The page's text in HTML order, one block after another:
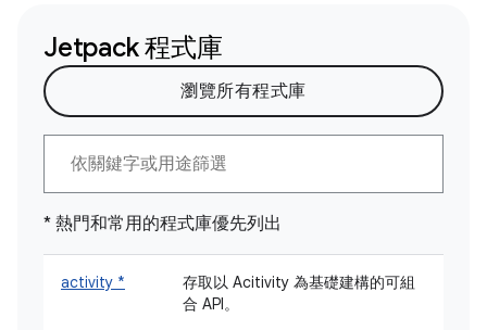
Jetpack 程式庫
瀏覽所有程式庫
* 熱門和常用的程式庫優先列出
activity *
存取以 Acitivity 為基礎建構的可組
合 API。